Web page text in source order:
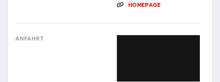
HOMEPAGE
ANFAHRT